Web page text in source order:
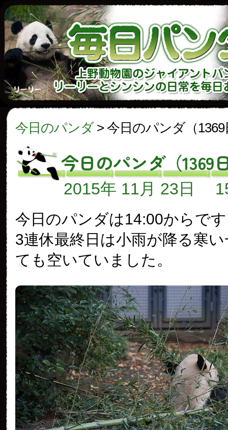
今日のパンダ> 今日のパンダ（1369
今日のパンダ（1369
2015年 11月 23日
今日のパンダは14:00からで
3連休最終日は小雨が降る寒
ても空いていました。